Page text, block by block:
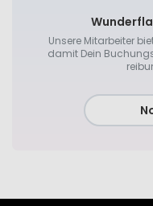
Unsere Mitarbeiter
damit Dein